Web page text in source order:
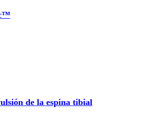
de la espina tibial